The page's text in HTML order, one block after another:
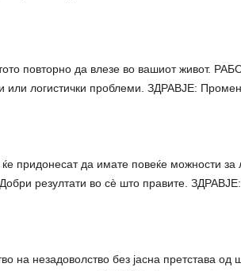
повторно да влезе во вашиот живот.
или логистички проблеми. ЗДРАВЈЕ:
придонесат да имате повеќе можности
резултати во сè што правите.
незадоволство без јасна претстава од